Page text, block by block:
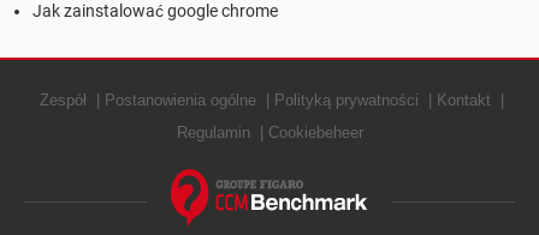
Jak zainstalować google chrome
Zespół Postanowienia ogólne Polityką prywatności
Kontakt
Regulamin
Cookiebeheer